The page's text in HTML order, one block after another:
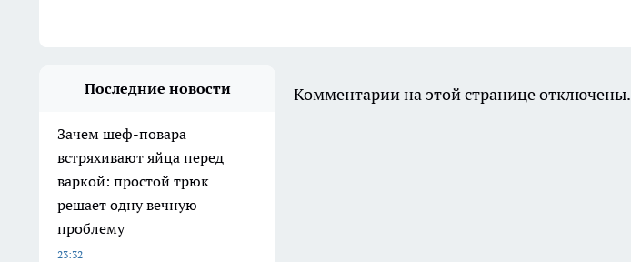
Последние новости
Зачем шеф-повара
встряхивают яйца перед
варкой: простой трюк
решает одну вечную
проблему
23:32
Комментарии на этой странице отключены.